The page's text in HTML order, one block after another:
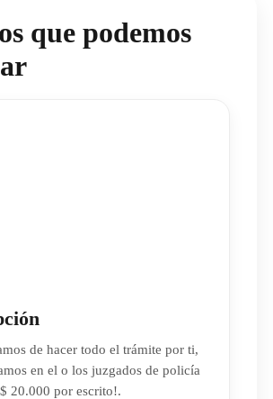
que podemos
de hacer todo el trámite por ti,
en el o los juzgados de policía
20.000 por escrito!.